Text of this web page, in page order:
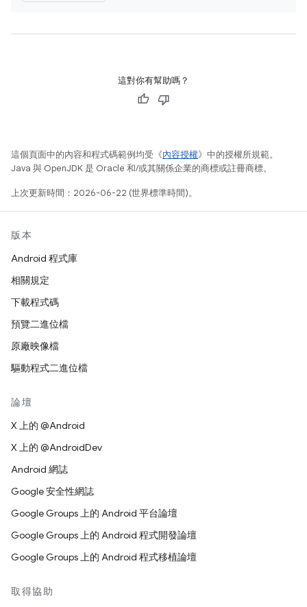
這對你有幫助嗎？
這個頁面中的內容和程式碼範例均受《內容授權》中的授權所規範。
Java 與 OpenJDK 是 Oracle 和/或其關係企業的商標或註冊商標。
上次更新時間：2026-06-22 (世界標準時間)。
版本
Android 程式庫
相關規定
下載程式碼
預覽二進位檔
原廠映像檔
驅動程式二進位檔
論壇
X 上的 @Android
X 上的 @AndroidDev
Android 網誌
Google 安全性網誌
Google Groups 上的 Android 平台論壇
Google Groups 上的 Android 程式開發論壇
Google Groups 上的 Android 程式移植論壇
取得協助